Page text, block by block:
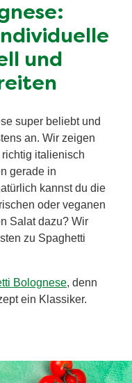
und
super beliebt und
an. Wir zeigen
italienisch
gerade in
kannst du die
oder veganen
Salat dazu? Wir
zu Spaghetti
Bolognese, denn
ein Klassiker.